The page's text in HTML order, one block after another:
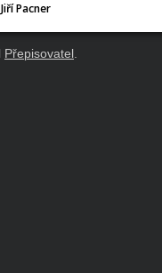
Jiří Pacner
Přepisovatel